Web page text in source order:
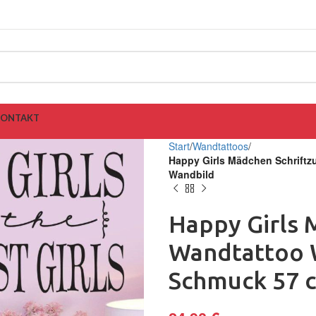
Start Wandtattoos
Happy Girls Mädchen
Wandbild
Happy Girls
Wandtattoo
Schmuck 57